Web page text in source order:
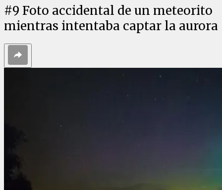
#9 Foto accidental de un meteorito
mientras intentaba captar la aurora